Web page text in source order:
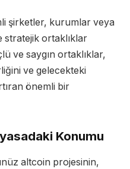
şirketler, kurumlar veya
ortaklıklar
ve saygın ortaklıklar,
ve gelecekteki
önemli bir
Konumu
altcoin projesinin,